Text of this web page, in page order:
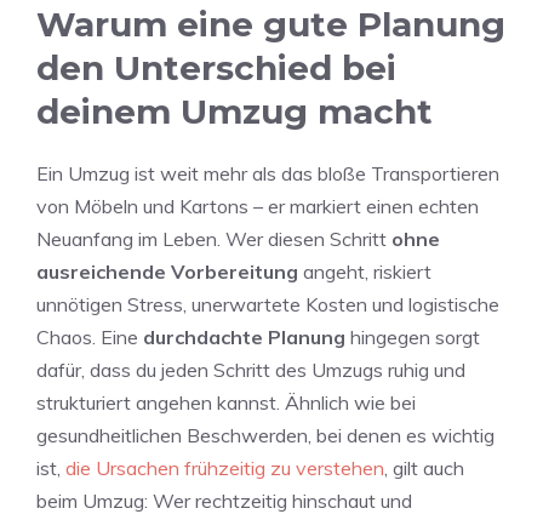
Warum eine gute Planung
den Unterschied bei
deinem Umzug macht
Ein Umzug ist weit mehr als das bloße Transportieren
von Möbeln und Kartons – er markiert einen echten
Neuanfang im Leben. Wer diesen Schritt ohne
ausreichende Vorbereitung angeht, riskiert
unnötigen Stress, unerwartete Kosten und logistische
Chaos. Eine durchdachte Planung hingegen sorgt
dafür, dass du jeden Schritt des Umzugs ruhig und
strukturiert angehen kannst. Ähnlich wie bei
gesundheitlichen Beschwerden, bei denen es wichtig
ist, die Ursachen frühzeitig zu verstehen, gilt auch
beim Umzug: Wer rechtzeitig hinschaut und